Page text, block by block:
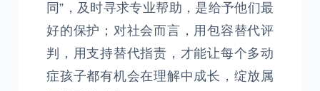
同”，及时寻求专业帮助，是给予他们最
好的保护；对社会而言，用包容替代评
判，用支持替代指责，才能让每个多动
症孩子都有机会在理解中成长，绽放属